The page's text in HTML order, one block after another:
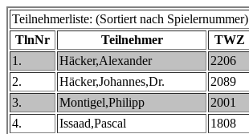
Teilnehmerliste: (Sortiert nach Spielernummer)
TlnNr
Teilnehmer
TWZ
1.
Häcker,Alexander
2206
2.
Häcker,Johannes,Dr.
2089
3.
Montigel,Philipp
2001
4.
Issaad,Pascal
1808